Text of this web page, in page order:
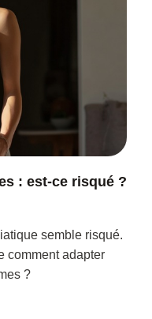
: est-ce risqué ?
semble risqué.
comment adapter
?